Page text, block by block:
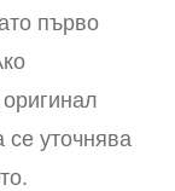
първо
оригинал
се уточнява